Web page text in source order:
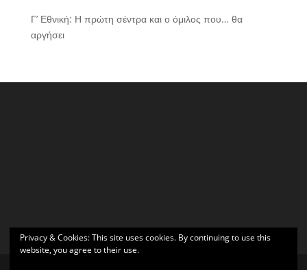
Γ’ Εθνική: Η πρώτη σέντρα και ο όμιλος που… θα
αργήσει
Privacy & Cookies: This site uses cookies. By continuing to use this
website, you agree to their use.